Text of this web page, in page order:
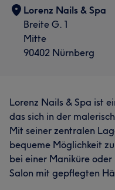
Lorenz Nails & Spa
Breite G. 1
Mitte
90402 Nürnberg
Lorenz Nails & Spa ist
das sich in der
Mit seiner zentralen
bequeme Möglichkeit
bei einer Maniküre oder
Salon mit gepflegten